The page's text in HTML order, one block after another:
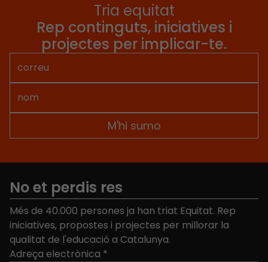
2017 a les 18 h. Lloc:
Sala d’actes del
Palau Macaya de
l’Obra Social ”la
Caixa”. (Pg. de Sant
Joan 108,
Barcelona) En el
[…]
Tria equitat
Rep continguts, iniciatives i
projectes per implicar-te.
No et perdis res
Més de 40.000 persones ja han triat Equitat. Rep
iniciatives, propostes i projectes per millorar la
qualitat de l'educació a Catalunya.
Adreça electrònica *